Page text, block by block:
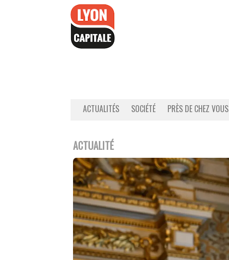
ACTUALITÉS SOCIÉTÉ PRÈS DE CHEZ VOUS
ACTUALITÉ